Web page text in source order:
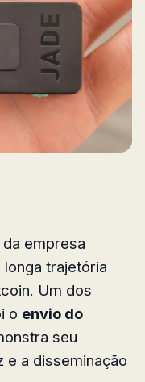
empresa
longa trajetória
Um dos
o envio do
seu
a disseminação